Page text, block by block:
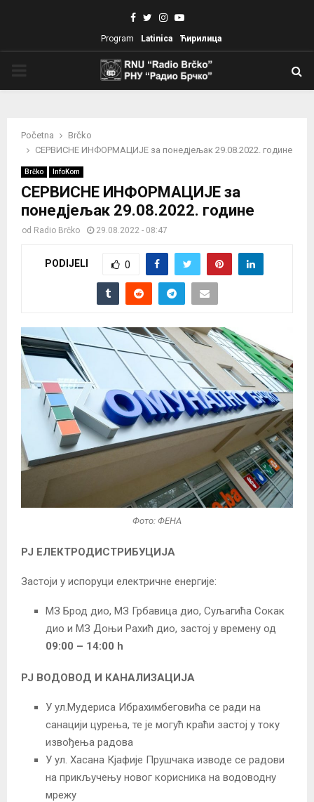
Facebook
TwitterInstagram
Youtube
Program Latinica Ћирилица
Početna
Brčko
СЕРВИСНЕ ИНФОРМАЦИЈЕ за понедјељак 29.08.2022. године
Brčko InfoKom
СЕРВИСНЕ ИНФОРМАЦИЈЕ за
понедјељак 29.08.2022. године
od Radio Brčko 29.08.2022 - 08:47
PODIJELI 0
Фото: ФЕНА
РЈ ЕЛЕКТРОДИСТРИБУЦИЈА
Застоји у испоруци електричне енергије:
МЗ Брод дио, МЗ Грбавица дио, Суљагића Сокак
дио и МЗ Доњи Рахић дио, застој у времену од
09:00 – 14:00 h
РЈ ВОДОВОД И КАНАЛИЗАЦИЈА
У ул.Мудериса Ибрахимбеговића се ради на
санацији цурења, те је могућ краћи застој у току
извођења радова
У ул. Хасана Кјафије Прушчака изводе се радови
на прикључењу новог корисника на водоводну
мрежу